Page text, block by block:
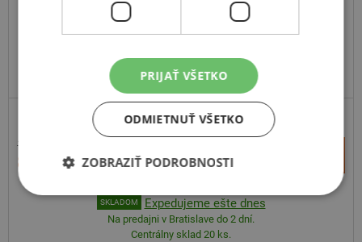
140,84 €
81,10 €
SKLADOM Expedujeme ešte dnes
Na predajni v Bratislave do 2 dní.
Centrálny sklad 20 ks.
PRIJAŤ VŠETKO
ODMIETNUŤ VŠETKO
ZOBRAZIŤ PODROBNOSTI